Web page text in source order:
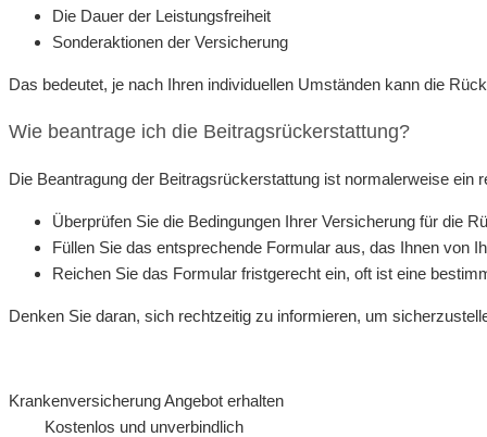
Die Dauer der Leistungsfreiheit
Sonderaktionen der Versicherung
Das bedeutet, je nach Ihren individuellen Umständen kann die
Wie beantrage ich die Beitragsrückerstattung?
Die Beantragung der Beitragsrückerstattung ist normalerweise
Überprüfen Sie die Bedingungen Ihrer Versicherung für die
Füllen Sie das entsprechende Formular aus, das Ihnen von
Reichen Sie das Formular fristgerecht ein, oft ist eine
Denken Sie daran, sich rechtzeitig zu informieren, um
Krankenversicherung Angebot erhalten
Kostenlos und unverbindlich